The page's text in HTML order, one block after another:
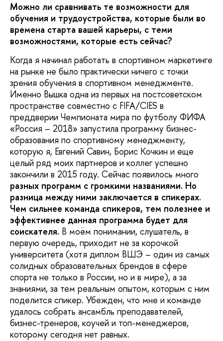
Можно ли сравнивать те возможности для
обучения и трудоустройства, которые были во
времена старта вашей карьеры, с теми
возможностями, которые есть сейчас?
Когда я начинал работать в спортивном маркетинге
на рынке не было практически ничего с точки
зрения обучения в спортивном менеджменте.
Именно Вышка одна из первых на постсоветском
пространстве совместно с FIFA/CIES в
преддверии Чемпионата мира по футболу ФИФА
«Россия – 2018» запустила программу бизнес-
образования по спортивному менеджменту,
которую я, Евгений Савин, Борис Кочкин и еще
целый ряд моих партнеров и коллег успешно
закончили в 2015 году. Сейчас появилось много
разных программ с громкими названиями. Но
разница между ними заключается в спикерах.
Чем сильнее команда спикеров, тем полезнее и
эффективнее данная программа будет для
соискателя. В моём понимании, слушатель, в
первую очередь, приходит не за корочкой
университета (хотя диплом ВШЭ – один из самых
солидных образовательных брендов в сфере
спорта не только в России, но и в мире), а за
знаниями, за тем реальным опытом, которым с ним
поделится спикер. Убежден, что мне и команде
удалось собрать ансамбль преподавателей,
бизнес-тренеров, коучей и топ-менеджеров,
которому сегодня нет равных.